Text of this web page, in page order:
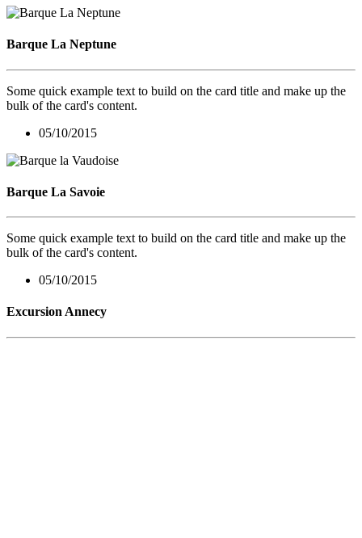
Barque La Neptune
Some quick example text to build on the card title and make up the
bulk of the card's content.
05/10/2015
Barque La Savoie
Some quick example text to build on the card title and make up the
bulk of the card's content.
05/10/2015
Excursion Annecy